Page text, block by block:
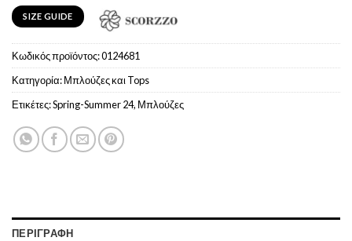
SIZE GUIDE
Κωδικός προϊόντος:0124681
Κατηγορία:Μπλούζες και Tops
Ετικέτες:Spring-Summer 24, Μπλούζες
ΠΕΡΙΓΡΑΦΉ